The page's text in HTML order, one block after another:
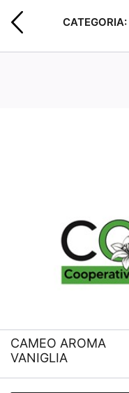
CATEGORIA:
CAMEO AROMA
VANIGLIA